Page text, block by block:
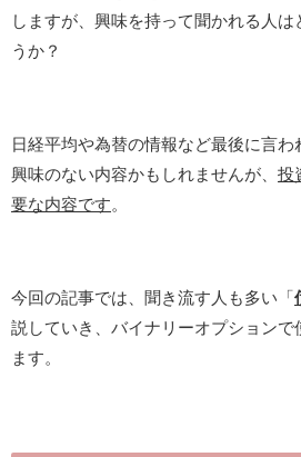
しますが、興味を持って聞かれる人は
うか？
日経平均や為替の情報など最後に言
興味のない内容かもしれませんが、 投
要な内容です
今回の記事では、聞き流す人も多い「
説していき、バイナリーオプションで
ます。